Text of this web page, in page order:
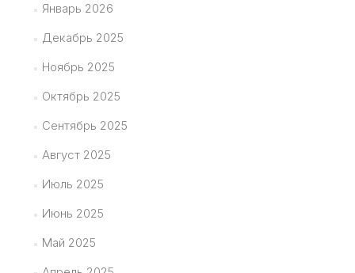
Январь 2026
Декабрь 2025
Ноябрь 2025
Октябрь 2025
Сентябрь 2025
Август 2025
Июль 2025
Июнь 2025
Май 2025